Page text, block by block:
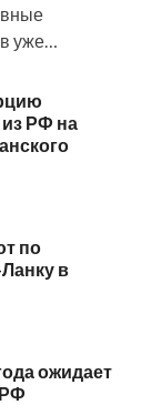
уже…
РФ на
по
в
ожидает
РФ